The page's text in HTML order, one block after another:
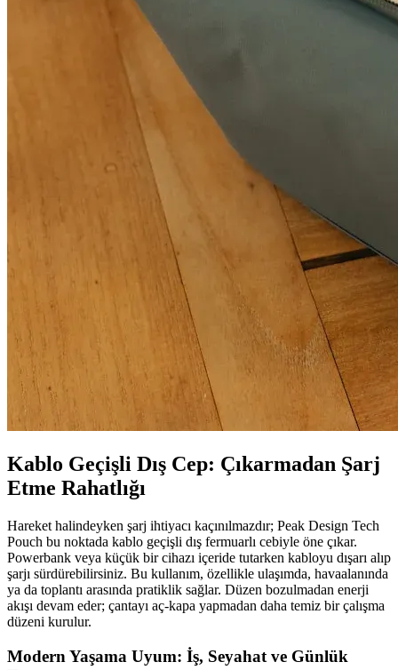
Kablo Geçişli Dış Cep: Çıkarmadan Şarj
Etme Rahatlığı
Hareket halindeyken şarj ihtiyacı kaçınılmazdır; Peak Design Tech
Pouch bu noktada kablo geçişli dış fermuarlı cebiyle öne çıkar.
Powerbank veya küçük bir cihazı içeride tutarken kabloyu dışarı alıp
şarjı sürdürebilirsiniz. Bu kullanım, özellikle ulaşımda, havaalanında
ya da toplantı arasında pratiklik sağlar. Düzen bozulmadan enerji
akışı devam eder; çantayı aç-kapa yapmadan daha temiz bir çalışma
düzeni kurulur.
Modern Yaşama Uyum: İş, Seyahat ve Günlük